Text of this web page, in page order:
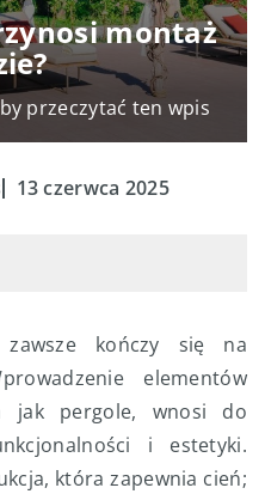
montaż
przeczytać ten wpis
13 czerwca 2025
kończy się na
elementów
jak pergole, wnosi do
i estetyki.
która zapewnia cień;